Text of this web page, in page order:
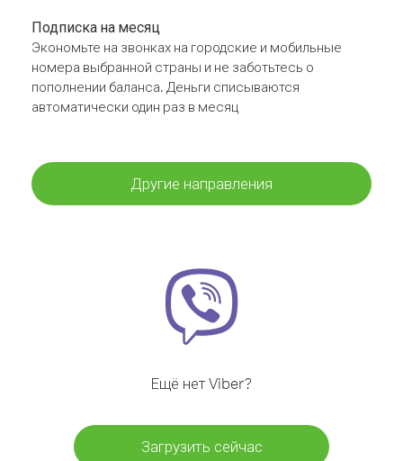
Подписка на месяц
Экономьте на звонках на городские и мобильные
номера выбранной страны и не заботьтесь о
пополнении баланса. Деньги списываются
автоматически один раз в месяц
Другие направления
Ещё нет Viber?
Загрузить сейчас